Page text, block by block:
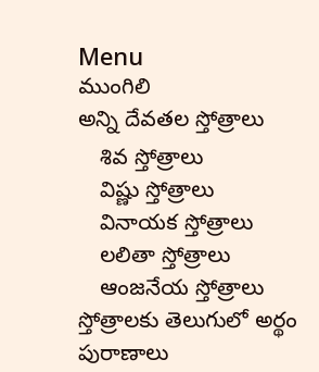
Menu
ముంగిలి
అన్ని దేవతల స్తోత్రాలు
శివ స్తోత్రాలు
విష్ణు స్తోత్రాలు
వినాయక స్తోత్రాలు
లలితా స్తోత్రాలు
ఆంజనేయ స్తోత్రాలు
స్తోత్రాలకు తెలుగులో అర్థం
పురాణాలు